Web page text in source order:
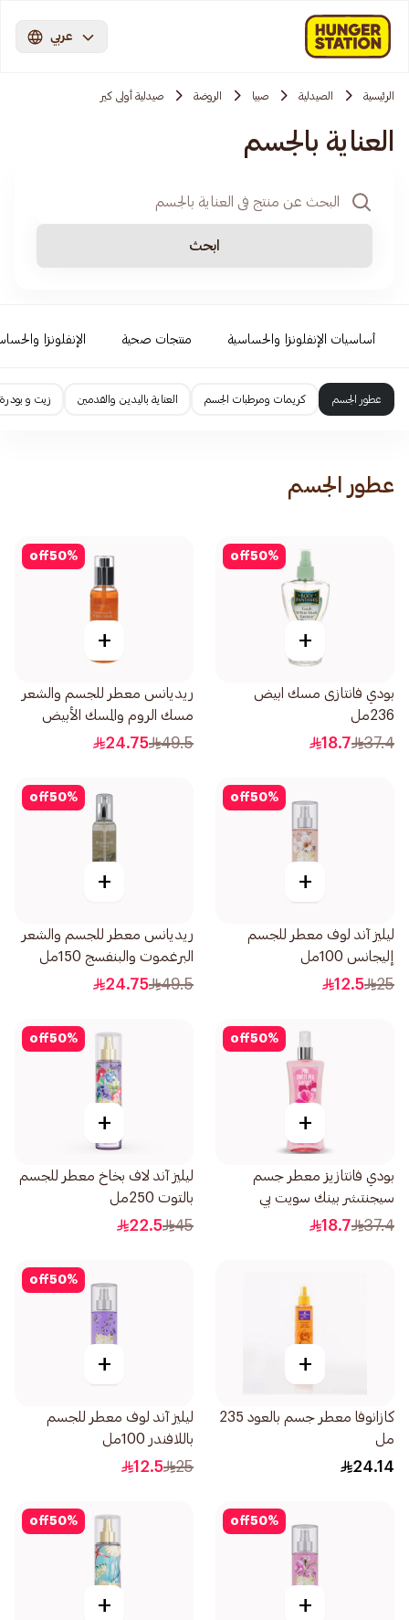
عربي
الرئيسية الصيدلية صبيا الروضة صيدلية أولى كير
العناية بالجسم
ابحث
أساسيات الإنفلونزا والحساسية منتجات صحية الإنفلونزا
عطور الجسم كريمات ومرطبات الجسم العناية باليدين والقدمين زيت و
عطور الجسم
50%
off
+
بودي فانتازى مسك ابيض
236مل
37.4
18.7
50%
off
+
ريديانس معطر للجسم والشعر
مسك الروم والمسك الأبيض
150مل
49.5
24.75
50%
off
+
ليليز آند لوف معطر للجسم
إليجانس 100مل
25
12.5
50%
off
+
ريديانس معطر للجسم والشعر
البرغموت والبنفسج 150مل
49.5
24.75
50%
off
+
بودي فانتازيز معطر جسم
سيجنتشر بينك سويت بي
236مل
37.4
18.7
50%
off
+
ليليز آند لاف بخاخ معطر للجسم
بالتوت 250مل
45
22.5
+
كازانوفا معطر جسم بالعود 235
مل
24.14
50%
off
+
ليليز آند لوف معطر للجسم
باللافندر 100مل
25
12.5
50%
off
+
50%
off
+